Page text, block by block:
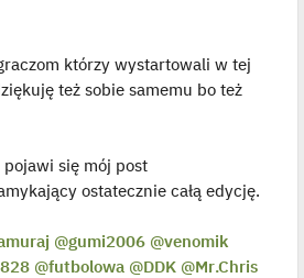
którzy wystartowali w tej
też sobie samemu bo też
się mój post
ostatecznie całą edycję.
@gumi2006 @venomik
@futbolowa @DDK @Mr.Chris